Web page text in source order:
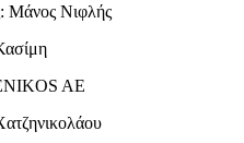
Μάνος Νιφλής
AE